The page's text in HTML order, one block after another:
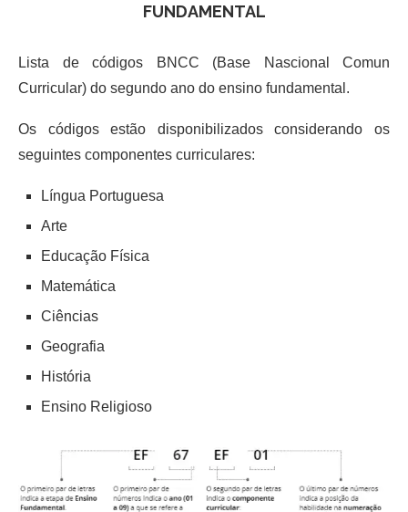
FUNDAMENTAL
Lista de códigos BNCC (Base Nascional Comun
Curricular) do segundo ano do ensino fundamental.
Os códigos estão disponibilizados considerando os
seguintes componentes curriculares:
Língua Portuguesa
Arte
Educação Física
Matemática
Ciências
Geografia
História
Ensino Religioso